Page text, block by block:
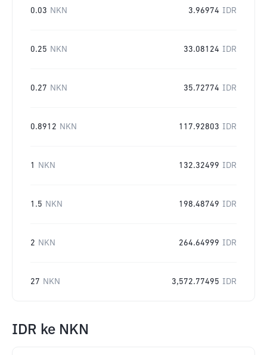
0.03 NKN 3.96974 IDR
0.25 NKN 33.08124 IDR
0.27 NKN 35.72774 IDR
0.8912 NKN 117.92803 IDR
1 NKN 132.32499 IDR
1.5 NKN 198.48749 IDR
2 NKN 264.64999 IDR
27 NKN 3,572.77495 IDR
IDR ke NKN